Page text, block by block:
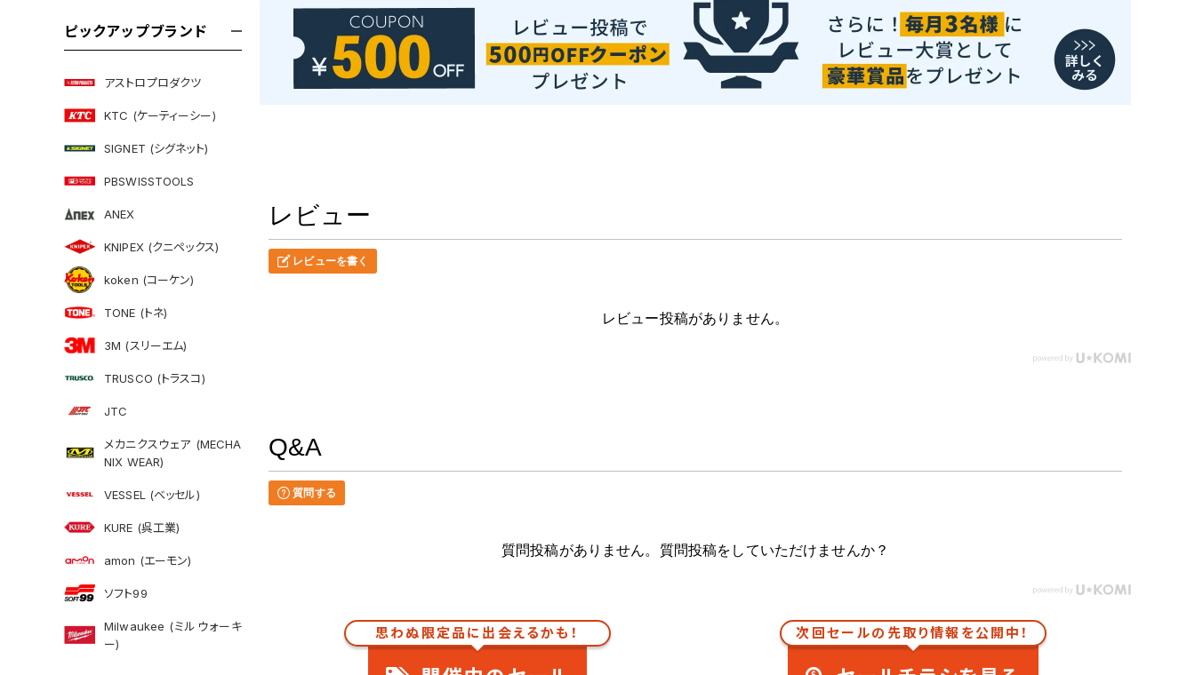
ピックアップブランド
アストロプロダクツ
KTC (ケーティーシー)
SIGNET (シグネット)
PBSWISSTOOLS
ANEX
KNIPEX (クニペックス)
koken (コーケン)
TONE (トネ)
3M (スリーエム)
TRUSCO (トラスコ)
JTC
メカニクスウェア (MECHA
NIX WEAR)
VESSEL (ベッセル)
KURE (呉工業)
amon (エーモン)
ソフト99
Milwaukee (ミルウォーキ
ー)
レビュー
レビューを書く
レビュー投稿がありません。
Q&A
質問する
質問投稿がありません。質問投稿をしていただけませんか？
思わぬ限定品に出会えるかも！ 次回セールの先取り情報を公開中！